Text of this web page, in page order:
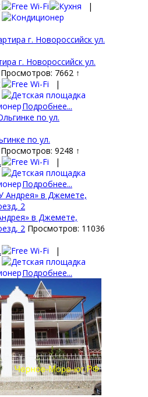
|
г. Новороссийск ул.
Просмотров: 7662 ↑
|
Подробнее...
по ул.
Просмотров: 9248 ↑
|
Подробнее...
в Джемете,
2 Просмотров: 11036
|
Подробнее...